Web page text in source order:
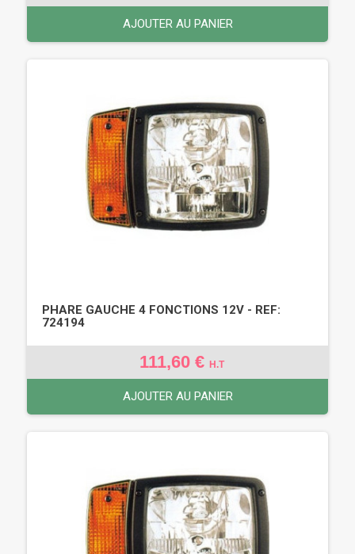
AJOUTER AU PANIER
PHARE GAUCHE 4 FONCTIONS 12V - REF:
724194
111,60 € H.T
AJOUTER AU PANIER